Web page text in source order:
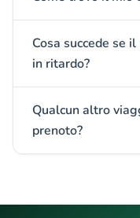
Cosa succede se
in ritardo?
Qualcun altro
prenoto?